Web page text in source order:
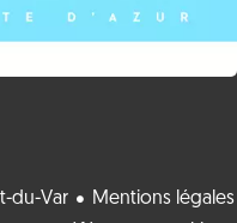
du-Var
Mentions légales